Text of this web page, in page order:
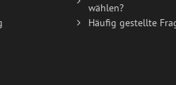
wählen?
Häufig gestellte